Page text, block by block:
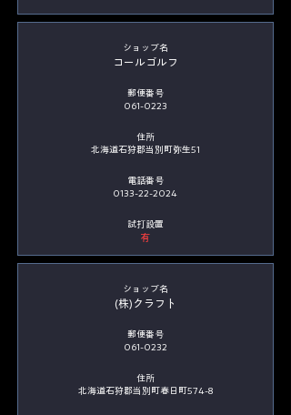
​ショップ名
コールゴルフ
郵便番号
061-0223
住所
北海道石狩郡当別町弥生51
電話番号
0133-22-2024
​試打設置
有
​ショップ名
(株)クラフト
郵便番号
061-0232
住所
北海道石狩郡当別町春日町574-8